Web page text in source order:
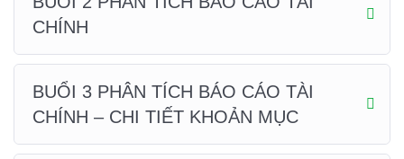
CHÍNH
BUỔI 3 PHÂN TÍCH BÁO CÁO TÀI
CHÍNH – CHI TIẾT KHOẢN MỤC